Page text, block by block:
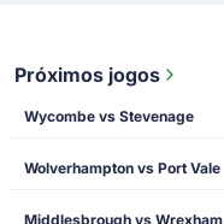
Próximos jogos
Wycombe vs Stevenage
Wolverhampton vs Port Vale
Middlesbrough vs Wrexham